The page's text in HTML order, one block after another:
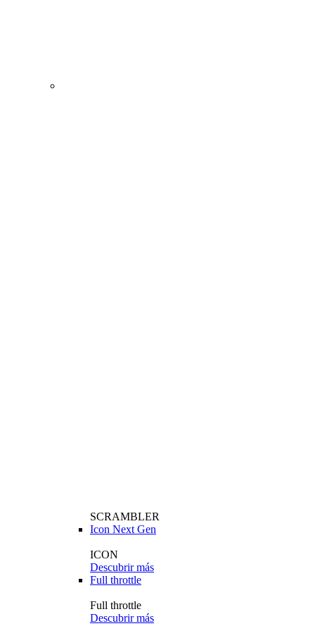
SCRAMBLER
Icon Next Gen
ICON
Descubrir más
Full throttle
Full throttle
Descubrir más